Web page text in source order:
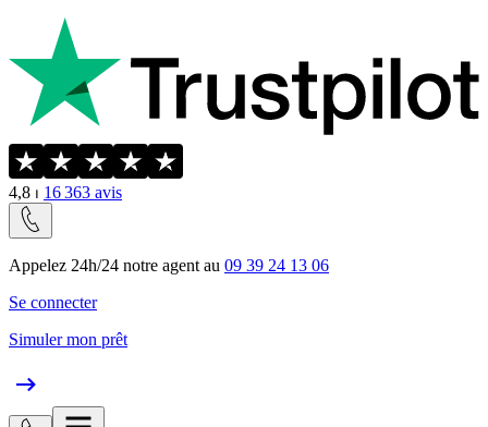
4,8 ⏐ 16 363 avis
Appelez 24h/24 notre agent au 09 39 24 13 06
Se connecter
Simuler mon prêt